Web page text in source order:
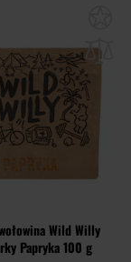
Wild Willy
Papryka 100 g